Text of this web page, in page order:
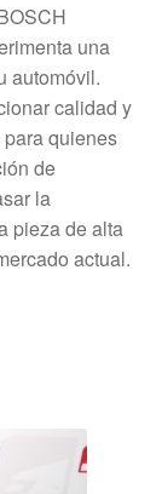
una
automóvil.
calidad y
quienes
de
la
pieza de alta
actual.